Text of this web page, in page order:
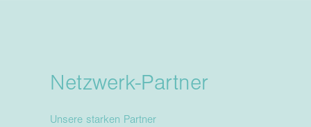
Netzwerk-Partner
Unsere starken Partner